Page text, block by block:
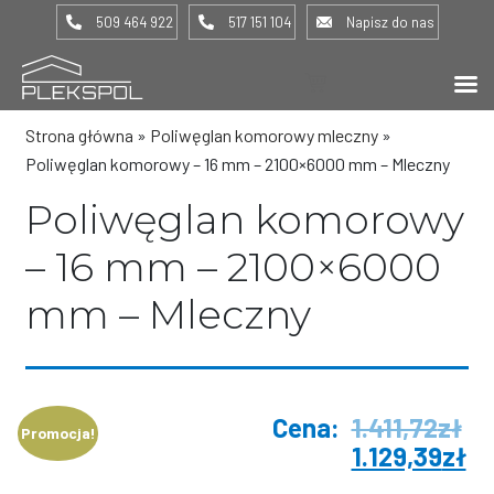
509 464 922 517 151 104 Napisz do nas
Strona główna » Poliwęglan komorowy mleczny »
Poliwęglan komorowy – 16 mm – 2100×6000 mm – Mleczny
Poliwęglan komorowy
– 16 mm – 2100×6000
mm – Mleczny
Promocja! 1.411,72zł
1.129,39zł